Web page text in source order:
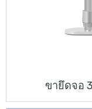
ขายึดจอ